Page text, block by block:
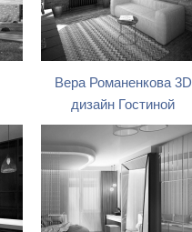
Вера Романенкова 3D
дизайн Гостиной